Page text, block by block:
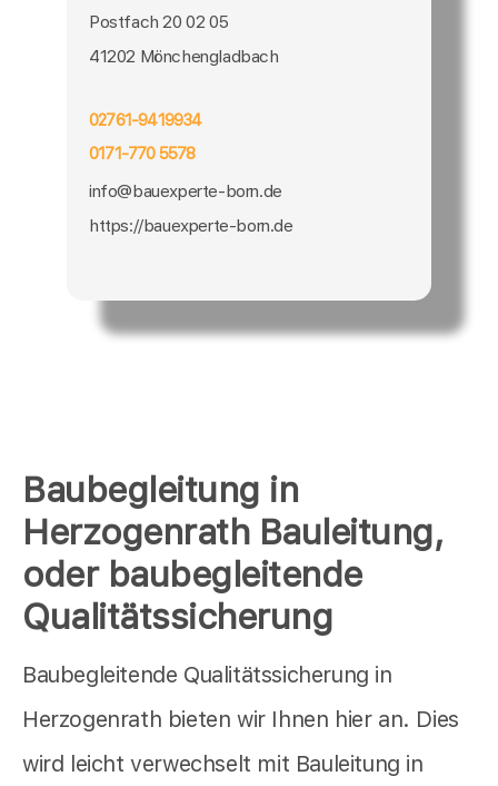
Baubegleitung in
Herzogenrath Bauleitung,
oder baubegleitende
Qualitätssicherung
Baubegleitende Qualitätssicherung in
Herzogenrath bieten wir Ihnen hier an. Dies
wird leicht verwechselt mit Bauleitung in
Postfach 20 02 05
41202 Mönchengladbach
02761-9419934
0171-770 5578
info@bauexperte-born.de
https://bauexperte-born.de